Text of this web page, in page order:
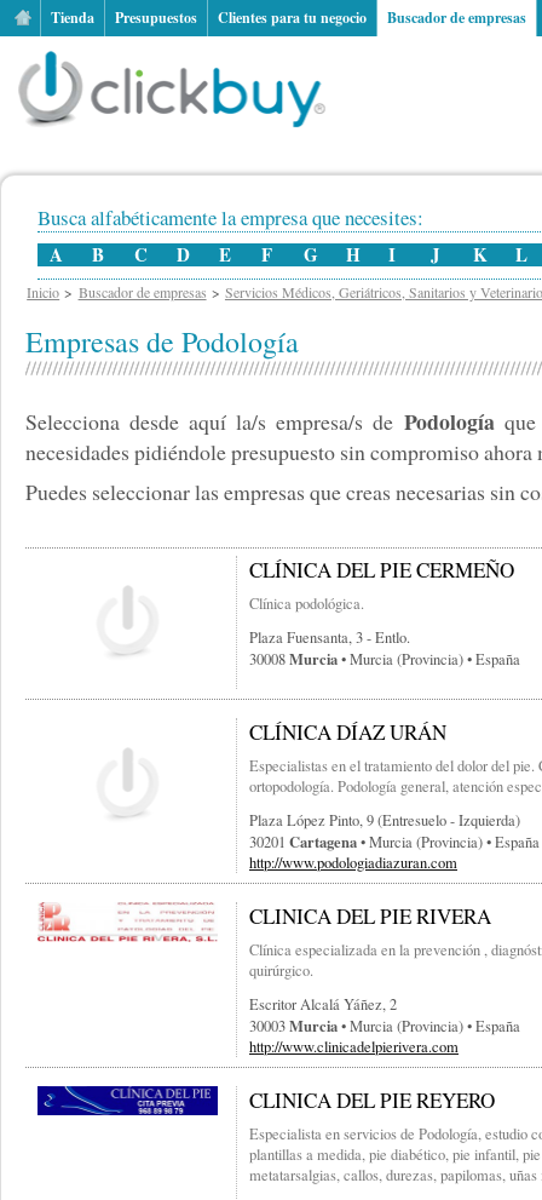
Tienda Presupuestos Clientes para tu negocio Buscador de empresas
Busca alfabéticamente la empresa que necesites:
A B C D E F G H I J K L
Inicio Buscador de empresas Servicios Médicos, Geriátricos, Sanitarios y
Empresas de Podología
Selecciona desde aquí la/s empresa/s de Podologíaque
necesidades pidiéndole presupuesto sin compromiso ahora
Puedes seleccionar las empresas que creas necesarias sin
CLÍNICA DEL PIE CERMEÑO
Clínica podológica.
Plaza Fuensanta, 3 - Entlo.
30008Murcia• Murcia (provincia) • España
CLÍNICA DÍAZ URÁN
Especialistas en el tratamiento del dolor del
ortopodología. Podología general, atención
Plaza López Pinto, 9 (entresuelo - Izquierda)
30201 Cartagena• Murcia (provincia) • España
http://www.podologiadiazuran.com
CLINICA DEL PIE RIVERA
Clínica especializada en la prevención ,
quirúrgico.
Escritor Alcalá Yáñez, 2
30003Murcia• Murcia (provincia) • España
http://www.clinicadelpierivera.com
CLINICA DEL PIE REYERO
Especialista en servicios de Podología, estudio
plantillas a medida, pie diabético, pie infantil,
metatarsalgias, callos, durezas, papilomas,